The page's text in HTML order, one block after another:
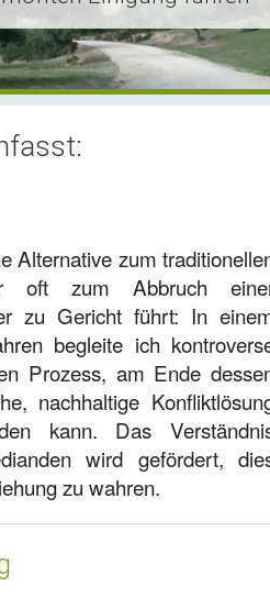
Alternative zum
oft zum Abbruch
zu Gericht führt: In
begleite ich
Prozess, am Ende
nachhaltige
kann. Das
wird gefördert,
zu wahren.